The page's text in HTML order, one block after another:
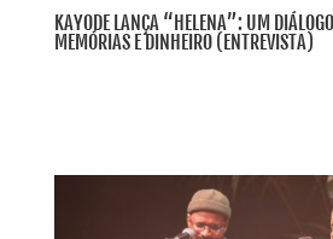
KAYODE LANÇA “HELENA”: UM
MEMÓRIAS E DINHEIRO (ENTREVISTA)